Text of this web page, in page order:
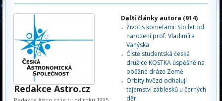
Redakce Astro.cz
Další články autora (914)
Život s kometami: Sto let od
narození prof. Vladimíra
Vanýska
Čistě studentská česká
družice KOSTKA úspěšně na
oběžné dráze Země
Orbity hvězd odhalují
tajemství záblesků u černých
děr